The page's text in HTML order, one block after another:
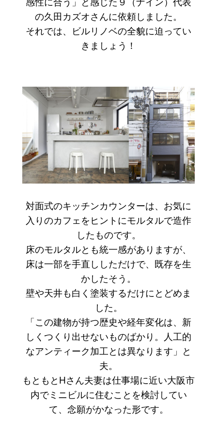
の久田カズオさんに依頼しました。
それでは、ビルリノベの全貌に迫ってい
きましょう！
対面式のキッチンカウンターは、お気に
入りのカフェをヒントにモルタルで造作
したものです。
床のモルタルとも統一感がありますが、
床は一部を手直ししただけで、既存を生
かしたそう。
壁や天井も白く塗装するだけにとどめま
した。
「この建物が持つ歴史や経年変化は、新
しくつくり出せないものばかり。人工的
なアンティーク加工とは異なります」と
夫。
もともとHさん夫妻は仕事場に近い大阪市
内でミニビルに住むことを検討してい
て、念願がかなった形です。